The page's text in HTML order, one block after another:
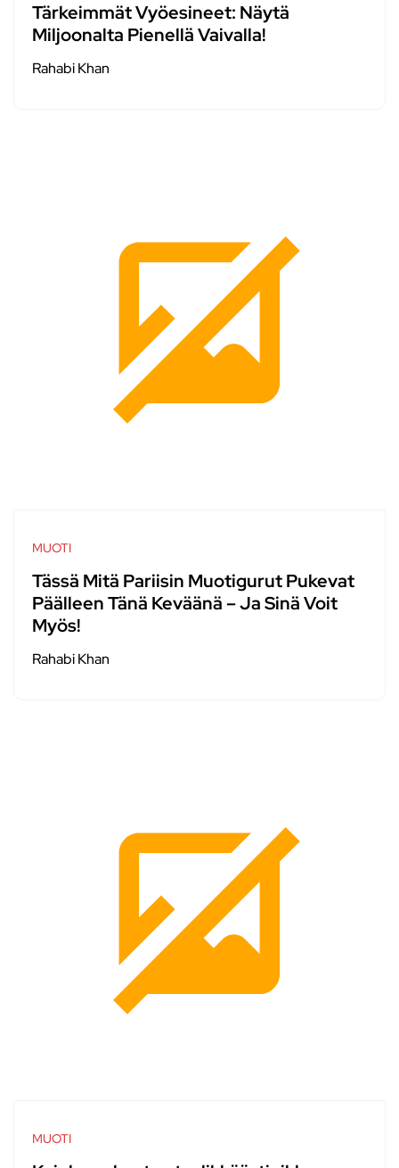
Tärkeimmät Vyöesineet: Näytä
Miljoonalta Pienellä Vaivalla!
Rahabi Khan
MUOTI
Tässä Mitä Pariisin Muotigurut Pukevat
Päälleen Tänä Keväänä – Ja Sinä Voit
Myös!
Rahabi Khan
MUOTI